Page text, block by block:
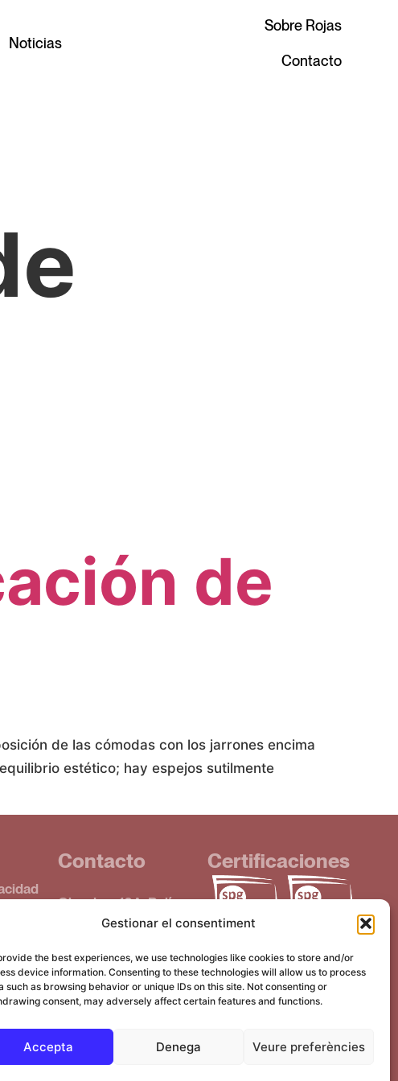
Gestionar el consentiment
the best experiences, we use technologies like cookies to store and/or
device information. Consenting to these technologies will allow us to process
such as browsing behavior or unique IDs on this site. Not consenting or
consent, may adversely affect certain features and functions.
Accepta Denega Veure preferències
Noticias
Sobre Rojas
Contacto
de
de las cómodas con los jarrones encima
estético; hay espejos sutilmente
(UE)
y
Contacto
Obradors 16A, Polígon
Santiga
de Mogoda
T. +34 933 893 262
Certificaciones